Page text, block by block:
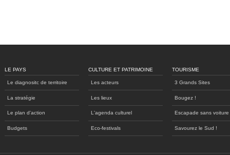
LE PAYS
Le diagnositc de territoire
La stratégie
Le plan d'action
Budgets
CULTURE ET PATRIMOINE
Les acteurs
Les lieux
L'agenda culturel
Eco-festivals
TOURISME
3 Grands Sites
Bougez !
Escapade sans voiture
Savourez le Sud !